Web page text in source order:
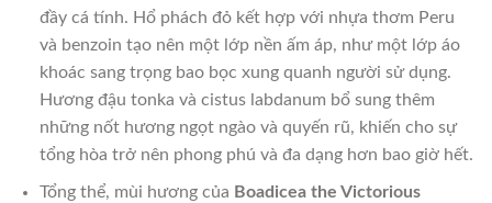
đầy cá tính. Hổ phách đỏ kết hợp với nhựa thơm Peru
và benzoin tạo nên một lớp nền ấm áp, như một lớp áo
khoác sang trọng bao bọc xung quanh người sử dụng.
Hương đậu tonka và cistus labdanum bổ sung thêm
những nốt hương ngọt ngào và quyến rũ, khiến cho sự
tổng hòa trở nên phong phú và đa dạng hơn bao giờ hết.
Tổng thể, mùi hương của Boadicea the Victorious